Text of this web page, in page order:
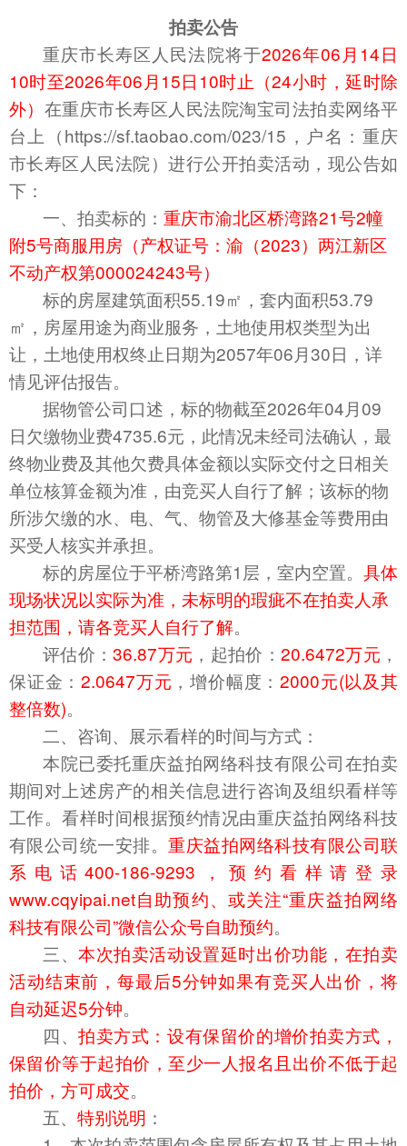
拍卖公告
重庆市长寿区人民法院将于2026年06月14日
10时至2026年06月 15日10时止（24小时，延时除
外） 在重庆市长寿区人民法院淘宝司法拍卖网络平
台上（https://sf.taobao.com/023/15，户名：重庆
市长寿区人民法院）进行公开拍卖活动，现公告如
下：
一、拍卖标的： 重庆市渝北区桥湾路21号2幢
附5号商服用房（产权证号： 渝（2023） 两江新区
不动产权第000024243号）
标的房屋建筑面积55.19㎡， 套内面积53.79
㎡， 房屋用途为商业服务 ，土地使用权类型为出
让，土地使用权终止日期为2057年06月30日，详
情见评估报告。
据物管公司口述，标的物截至2026年04月09
日欠缴物业费4735.6元，此情况未经司法确认，最
终物业费及其他欠费具体金额以实际交付之日相关
单位核算金额为准，由竞买人自行了解；该标的物
所涉欠缴的水、电、气、物管及大修基金等费用由
买受人核实并承担。
标的房屋位于平桥湾路第1层，室内空置。 具体
现场状况以实际为准，未标明的瑕疵不在拍卖人承
担范围，请各竞买人自行了解。
评估价：36.87万元 ，起拍价：20.6472万元 ，
保证金：2.0647万元 ，增价幅度：2000元(以及其
整倍数)。
二、咨询、展示看样的时间与方式：
本院已委托重庆益拍网络科技有限公司在拍卖
期间对上述房产的相关信息进行咨询及组织看样等
工作。看样时间根据预约情况由重庆益拍网络科技
有限公司统一安排。重庆益拍网络科技有限公司联
系电话400-186-9293 ，预约看样请登录
www.cqyipai.net自助预约、 或关注“重庆益拍网络
科技有限公司”微信公众号自助预约。
三、本次拍卖活动设置延时出价功能，在拍卖
活动结束前，每最后5分钟如果有竞买人出价，将
自动延迟5分钟。
四、拍卖方式：设有保留价的增价拍卖方式，
保留价等于起拍价，至少一人报名且出价不低于起
拍价，方可成交。
五、 特别说明 ：